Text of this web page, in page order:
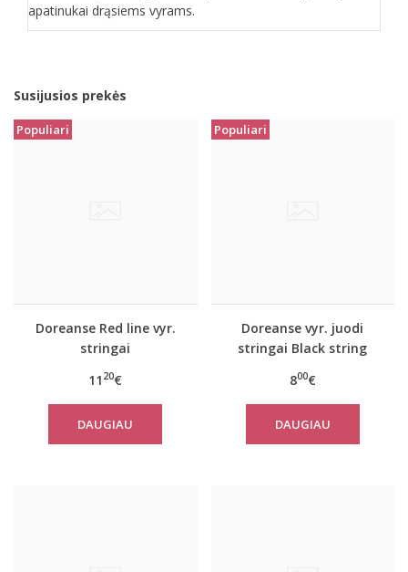
apatinukai drąsiems vyrams.
Susijusios prekės
Populiari
Doreanse Red line vyr.
stringai
11 20€
DAUGIAU
Populiari
Doreanse vyr. juodi
stringai Black string
800€
DAUGIAU